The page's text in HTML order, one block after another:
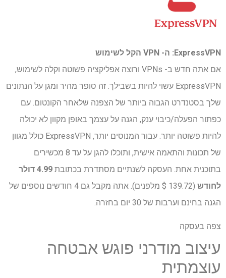
ExpressVPN: ה- VPN הקל לשימוש
אם אתה חדש ב- VPNs ורוצה אפליקציה פשוטה וקלה לשימוש,
ExpressVPN עשוי להיות בשבילך. זה סופר מהיר ומגן על הנתונים
שלך בסטנדרט הגבוה ביותר של הצפנה שלאחר הקונטום. עם
כפתור הפעלה/כיבוי ענק, הגנה על עצמך באופן מקוון לא יכולה
להיות פשוטה יותר. עבור המנוסים יותר, ExpressVPN כולל מגוון
של תכונות והתאמה אישית, ותוכלו להגן על עד 8 מכשירים
בתוכנית אחת. העסקה לשנתיים מסתדרת בכתובת
4.99 דולר
לחודש
(139.72 $ מלפנים). אתה מקבל גם 4 חודשים נוספים של
הגנה בחינם וערבות של 30 יום בחזרה.
צפה בעסקה
עיצוב מודרני פוגש אבטחה
עוצמתית